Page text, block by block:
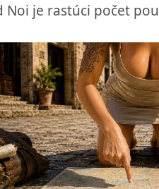
Noi je rastúci počet